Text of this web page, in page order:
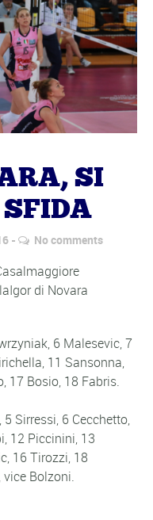
SI
No comments
di Novara
6 Malesevic, 7
11 Sansonna,
17 Bosio, 18 Fabris.
Sirressi, 6 Cecchetto,
12 Piccinini, 13
16 Tirozzi, 18
Bolzoni.